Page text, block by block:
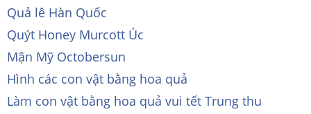
Quả lê Hàn Quốc
Quýt Honey Murcott Úc
Mận Mỹ Octobersun
Hình các con vật bằng hoa quả
Làm con vật bằng hoa quả vui tết Trung thu